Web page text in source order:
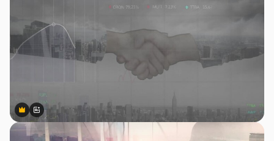
Premium
Premium
สร้างขึ้นโดย AI